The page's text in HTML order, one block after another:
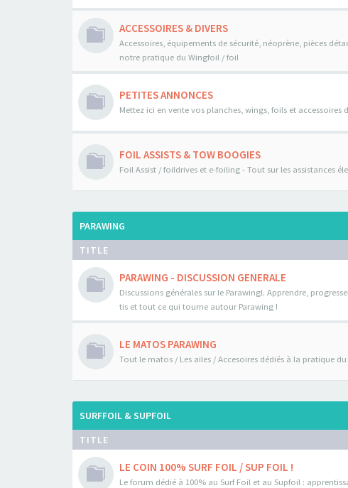
ACCESSOIRES & DIVERS
Accessoires, équipements de sécurité, néoprène, pièces
notre pratique du Wingfoil / foil
PETITES ANNONCES
Mettez ici en vente vos planches, wings, foils et accessoires
FOIL ASSISTS & TOW BOOGIES
Foil Assist / foildrives et e-foiling - Tout sur les assistances
PARAWING
TITLE
PARAWING - DISCUSSION GENERALE
Discussions générales sur le Parawingl. Apprendre,
tis et tout ce qui tourne autour Parawing !
LE MATOS PARAWING
Tout le matos / Les ailes / Accesoires dédiés à la pratique
SURFFOIL & SUPFOIL
TITLE
LE COIN 100% SURF FOIL / SUP FOIL !
Le forum dédié à 100% au Surf Foil et au Supfoil :